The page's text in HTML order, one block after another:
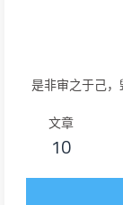
是非审之于己
文章
10